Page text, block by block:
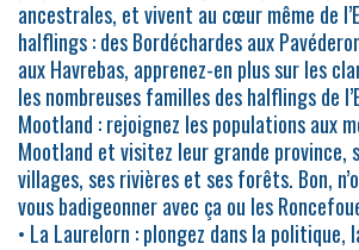
ancestrales, et vivent au cœur même de
halflings : des Bordéchardes aux
aux Havrebas, apprenez-en plus sur les
les nombreuses familles des halflings de
Mootland : rejoignez les populations aux
Mootland et visitez leur grande province,
villages, ses rivières et ses forêts. Bon,
vous badigeonner avec ça ou les
• La Laurelorn : plongez dans la